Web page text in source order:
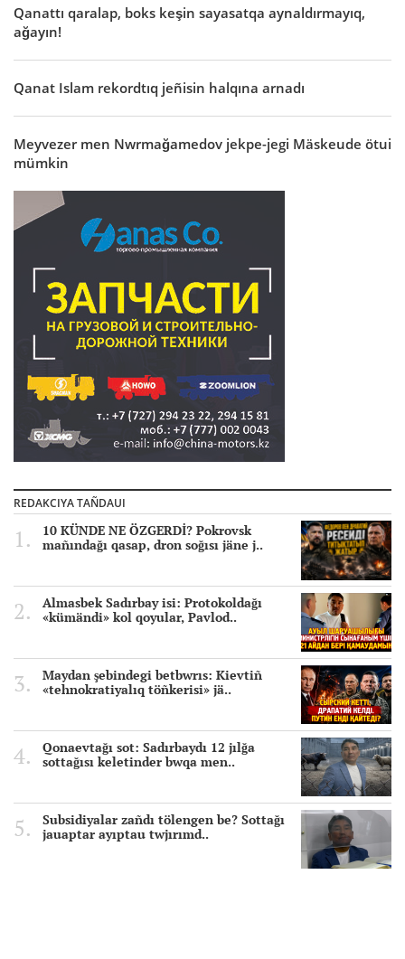
Qanattı qaralap, boks keşin sayasatqa aynaldırmayıq,
ağayın!
Qanat Islam rekordtıq jeñisin halqına arnadı
Meyvezer men Nwrmağamedov jekpe-jegi Mäskeude ötui
mümkin
REDAKCIYA TAÑDAUI
10 KÜNDE NE ÖZGERDİ? Pokrovsk
mañındağı qasap, dron soğısı jäne j..
Almasbek Sadırbay isi: Protokoldağı
«kümändi» kol qoyular, Pavlod..
Maydan şebindegi betbwrıs: Kievtiñ
«tehnokratiyalıq töñkerisi» jä..
Qonaevtağı sot: Sadırbaydı 12 jılğa
sottağısı keletinder bwqa men..
Subsidiyalar zañdı tölengen be? Sottağı
jauaptar ayıptau twjırımd..